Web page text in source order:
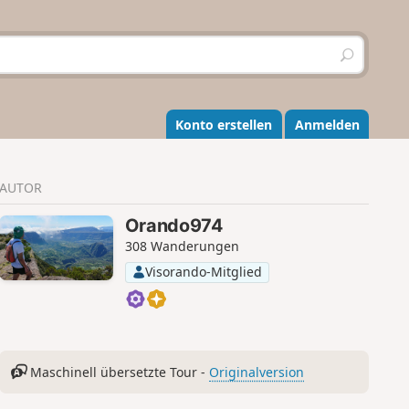
S
u
h
e
n
Konto erstellen Anmelden
AUTOR
Orando974
308 Wanderungen
Visorando-Mitglied
Maschinell übersetzte Tour - Originalversion